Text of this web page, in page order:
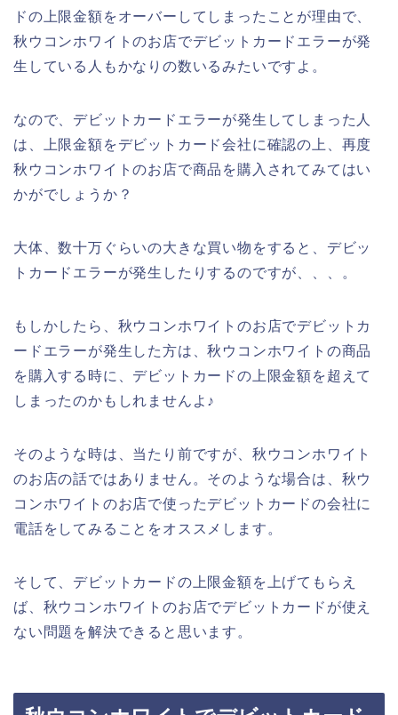
ドの上限金額をオーバーしてしまったことが理由で、
秋ウコンホワイトのお店でデビットカードエラーが発
生している人もかなりの数いるみたいですよ。
なので、デビットカードエラーが発生してしまった人
は、上限金額をデビットカード会社に確認の上、再度
秋ウコンホワイトのお店で商品を購入されてみてはい
かがでしょうか？
大体、数十万ぐらいの大きな買い物をすると、デビッ
トカードエラーが発生したりするのですが、、、。
もしかしたら、秋ウコンホワイトのお店でデビットカ
ードエラーが発生した方は、秋ウコンホワイトの商品
を購入する時に、デビットカードの上限金額を超えて
しまったのかもしれませんよ♪
そのような時は、当たり前ですが、秋ウコンホワイト
のお店の話ではありません。そのような場合は、秋ウ
コンホワイトのお店で使ったデビットカードの会社に
電話をしてみることをオススメします。
そして、デビットカードの上限金額を上げてもらえ
ば、秋ウコンホワイトのお店でデビットカードが使え
ない問題を解決できると思います。